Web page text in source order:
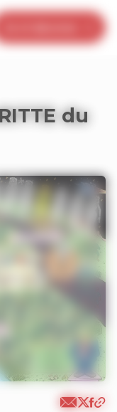
du